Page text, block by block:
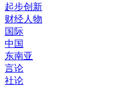
起步创新
财经人物
国际
中国
东南亚
言论
社论